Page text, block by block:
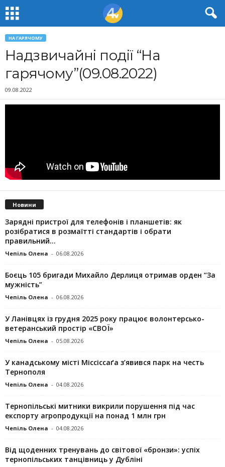
НА ГАРЯЧОМУ
Надзвичайні події “На
гарячому”(09.08.2022)
09.08.2022
Новини
Зарядні пристрої для телефонів і планшетів: як
розібратися в розмаїтті стандартів і обрати
правильний...
Чепіль Олена - 06.08.2026
Боєць 105 бригади Михайло Дерлиця отримав орден “За
мужність”
Чепіль Олена - 06.08.2026
У Ланівцях із грудня 2025 року працює волонтерсько-
ветеранський простір «СВОЇ»
Чепіль Олена - 05.08.2026
У канадському місті Міссіссаґа з’явився парк на честь
Тернополя
Чепіль Олена - 04.08.2026
Тернопільські митники викрили порушення під час
експорту агропродукції на понад 1 млн грн
Чепіль Олена - 04.08.2026
Від щоденних тренувань до світової «бронзи»: успіх
тернопільських танцівниць у Дубліні